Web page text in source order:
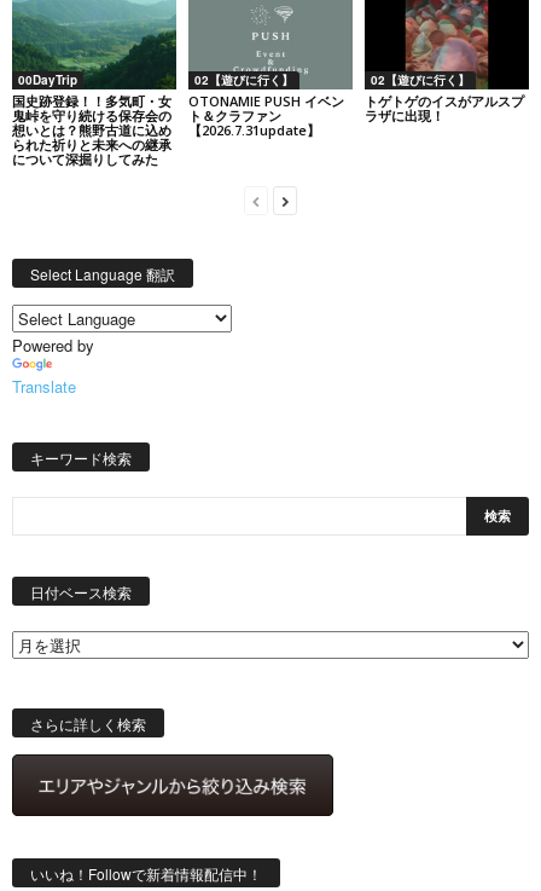
00DayTrip
国史跡登録！！多気町・女
鬼峠を守り続ける保存会の
想いとは？熊野古道に込め
られた祈りと未来への継承
について深掘りしてみた
02【遊びに行く】
OTONAMIE PUSH イベン
ト＆クラファン
【2026.7.31update】
02【遊びに行く】
トゲトゲのイスがアルスプ
ラザに出現！
Select Language 翻訳
Powered by
Translate
キーワード検索
日付ベース検索
索
さらに詳しく検索
いいね！Followで新着情報配信中！